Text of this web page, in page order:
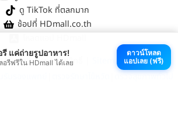
ดู TikTok ที่ตลกมาก
ช้อปที่ HDmall.co.th
| สงวนลิขสิทธิ์ |
Sitemap
ตรวจสุขภาพทั่วไป
แค่ถ่ายรูปอาหาร!
รีฟรีใน HDmall ได้เลย
ดาวน์โหลด
แอปเลย (ฟรี)